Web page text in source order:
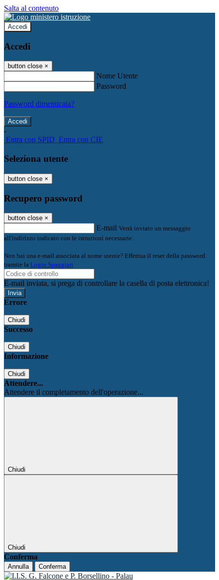
Salta al contenuto
Accedi
Accedi
button close ×
Nome Utente
Password
Password dimenticata?
-
Entra con SPID Entra con CIE
Seleziona utente
button close ×
Recupero password
button close ×
E-mail Verrà inviato un messaggio
all'indirizzo indicato con le istruzioni necessarie.
Non hai una e-mail associata al nome utente? Effettua il reset della password
tramite la Login Spaggiari
E-mail inviata, si prega di controllare la casella di posta elettronica!
Errore
Chiudi
Successo
Chiudi
Informazione
Chiudi
Attendere...
Attendere il completamento dell'operazione...
Chiudi
Chiudi
Conferma
Annulla Conferma